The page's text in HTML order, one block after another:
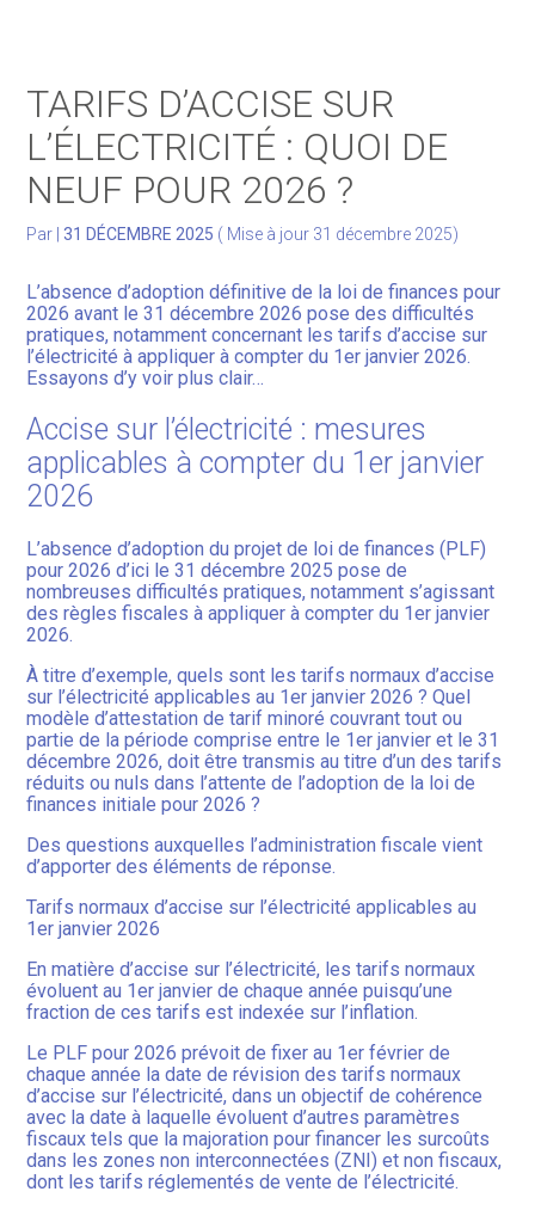
Développer votre activité
Gérer votre patrimoine
Facturation Électronique
TARIFS D’ACCISE SUR
L’ÉLECTRICITÉ : QUOI DE
NEUF POUR 2026 ?
Par |31 DÉCEMBRE 2025 ( Mise à jour 31 décembre 2025)
L’absence d’adoption définitive de la loi de finances pour
2026 avant le 31 décembre 2026 pose des difficultés
pratiques, notamment concernant les tarifs d’accise sur
l’électricité à appliquer à compter du 1er janvier 2026.
Essayons d’y voir plus clair…
Accise sur l’électricité : mesures
applicables à compter du 1er janvier
2026
L’absence d’adoption du projet de loi de finances (PLF)
pour 2026 d’ici le 31 décembre 2025 pose de
nombreuses difficultés pratiques, notamment s’agissant
des règles fiscales à appliquer à compter du 1er janvier
2026.
À titre d’exemple, quels sont les tarifs normaux d’accise
sur l’électricité applicables au 1er janvier 2026 ? Quel
modèle d’attestation de tarif minoré couvrant tout ou
partie de la période comprise entre le 1er janvier et le 31
décembre 2026, doit être transmis au titre d’un des tarifs
réduits ou nuls dans l’attente de l’adoption de la loi de
finances initiale pour 2026 ?
Des questions auxquelles l’administration fiscale vient
d’apporter des éléments de réponse.
Tarifs normaux d’accise sur l’électricité applicables au
1er janvier 2026
En matière d’accise sur l’électricité, les tarifs normaux
évoluent au 1er janvier de chaque année puisqu’une
fraction de ces tarifs est indexée sur l’inflation.
Le PLF pour 2026 prévoit de fixer au 1er février de
chaque année la date de révision des tarifs normaux
d’accise sur l’électricité, dans un objectif de cohérence
avec la date à laquelle évoluent d’autres paramètres
fiscaux tels que la majoration pour financer les surcoûts
dans les zones non interconnectées (ZNI) et non fiscaux,
dont les tarifs réglementés de vente de l’électricité.